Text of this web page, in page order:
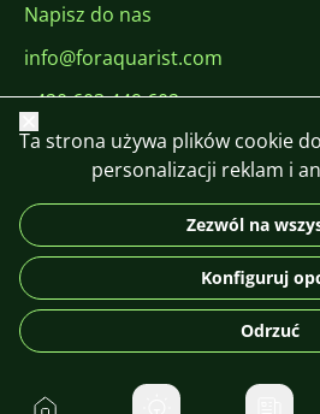
Napisz do nas
info@foraquarist.com
+420 603 449 602
Zamknij
Ta strona używa plików cookie
personalizacji reklam i
Zezwól na
Konfiguruj
Odrzuć